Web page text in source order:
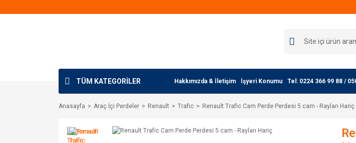
TÜM KATEGORİLER Hakkımızda & İletişim İşyeri Konumu Tel: 0224 366 99 88 /
Anasayfa Araç İçi Perdeler Renault Trafic Renault Trafic Cam Perde Perdesi 5 cam - Rayları Hariç